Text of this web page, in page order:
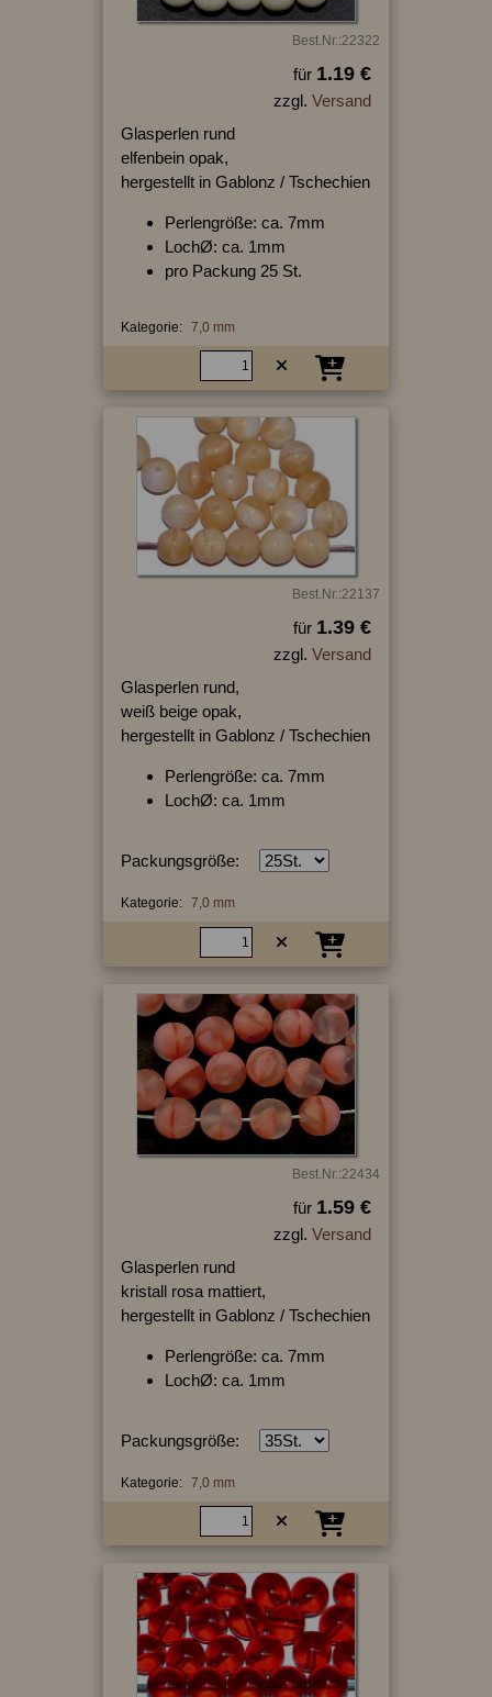
Best.Nr.:22322
für 1.19 €
zzgl. Versand
Glasperlen rund
elfenbein opak,
hergestellt in Gablonz / Tschechien
Perlengröße: ca. 7mm
LochØ: ca. 1mm
pro Packung 25 St.
Kategorie: 7,0 mm
Best.Nr.:22137
für 1.39 €
zzgl. Versand
Glasperlen rund,
weiß beige opak,
hergestellt in Gablonz / Tschechien
Perlengröße: ca. 7mm
LochØ: ca. 1mm
Packungsgröße:
Kategorie: 7,0 mm
Best.Nr.:22434
für 1.59 €
zzgl. Versand
Glasperlen rund
kristall rosa mattiert,
hergestellt in Gablonz / Tschechien
Perlengröße: ca. 7mm
LochØ: ca. 1mm
Packungsgröße:
Kategorie: 7,0 mm